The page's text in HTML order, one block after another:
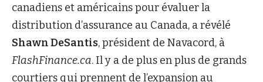
canadiens et américains pour évaluer la
distribution d’assurance au Canada, a révélé
Shawn DeSantis, président de Navacord, à
FlashFinance.ca. Il y a de plus en plus de grands
courtiers qui prennent de l’expansion au